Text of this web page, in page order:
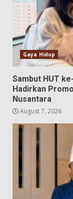
Gaya Hidup
Sambut HUT
Hadirkan
Nusantara
August 7, 2026